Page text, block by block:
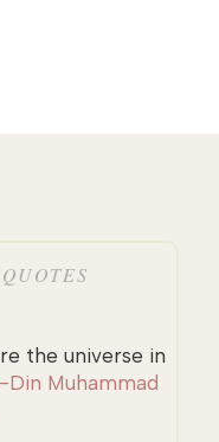
the universe in
Din Muhammad